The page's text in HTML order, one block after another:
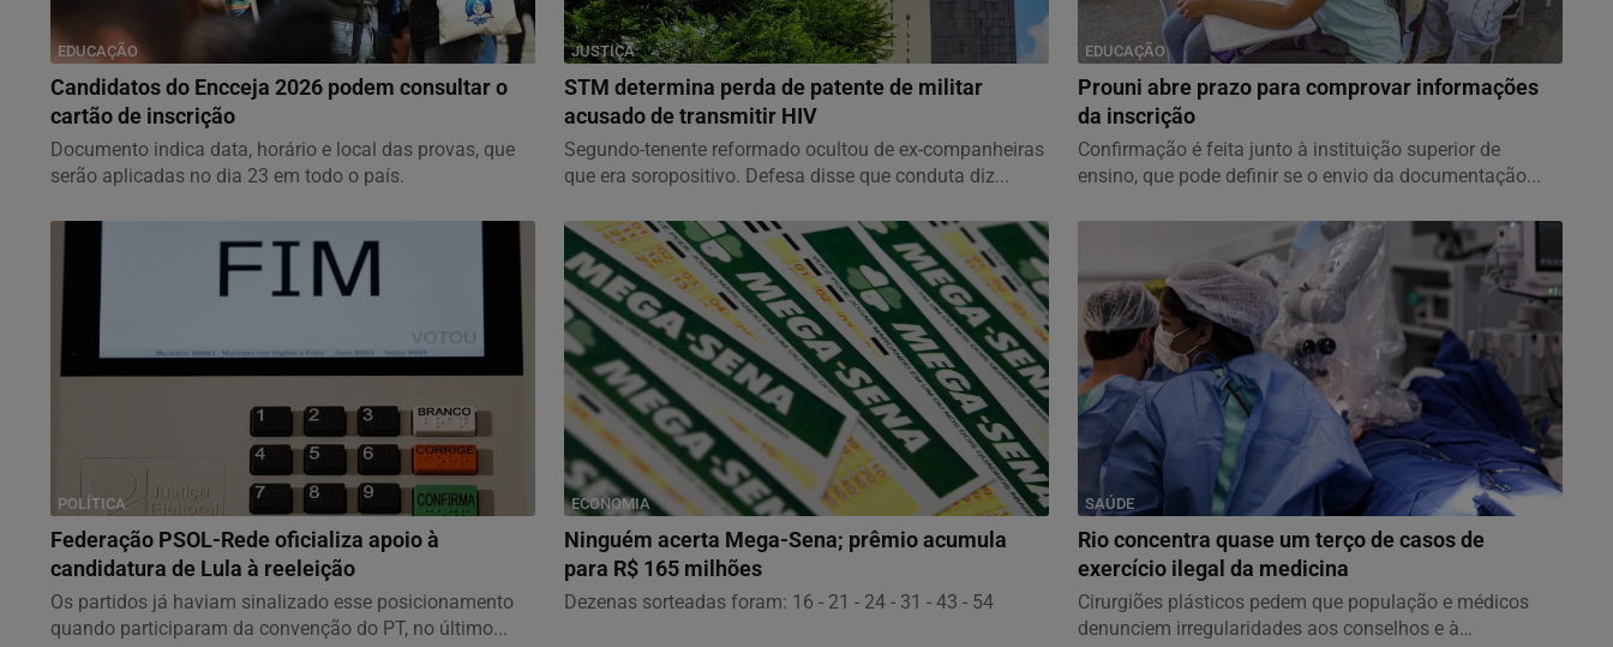
EDUCAÇÃO
Candidatos do Encceja 2026 podem consultar o
cartão de inscrição
Documento indica data, horário e local das provas, que
serão aplicadas no dia 23 em todo o país.
JUSTIÇA
STM determina perda de patente de militar
acusado de transmitir HIV
Segundo-tenente reformado ocultou de ex-companheiras
que era soropositivo. Defesa disse que conduta diz...
EDUCAÇÃO
Prouni abre prazo para comprovar informações
da inscrição
Confirmação é feita junto à instituição superior de
ensino, que pode definir se o envio da documentação...
POLÍTICA
Federação PSOL-Rede oficializa apoio à
candidatura de Lula à reeleição
Os partidos já haviam sinalizado esse posicionamento
quando participaram da convenção do PT, no último...
ECONOMIA
Ninguém acerta Mega-Sena; prêmio acumula
para R$ 165 milhões
Dezenas sorteadas foram: 16 - 21 - 24 - 31 - 43 - 54
SAÚDE
Rio concentra quase um terço de casos de
exercício ilegal da medicina
Cirurgiões plásticos pedem que população e médicos
denunciem irregularidades aos conselhos e à